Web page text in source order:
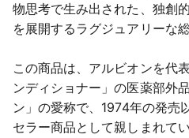
物思考で生み出された、独創
を展開するラグジュアリーな
この商品は、アルビオンを代
ンディショナー」の医薬部外
ン」の愛称で、1974年の発売
セラー商品として親しまれて